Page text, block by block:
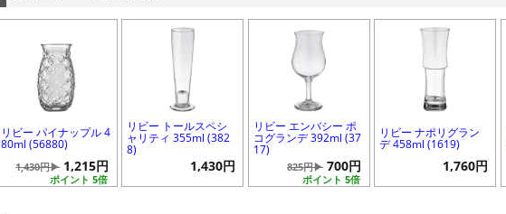
リビー パイナップル 4
80ml (56880)
ポイント 5倍
1,430円▶ 1,215円
リビー トールスペシ
ャリティ 355ml (382
8)
1,430円
リビー エンバシー ポ
コグランデ 392ml (37
17)
ポイント 5倍
825円▶ 700円
リビー ナポリグラン
デ 458ml (1619)
1,760円